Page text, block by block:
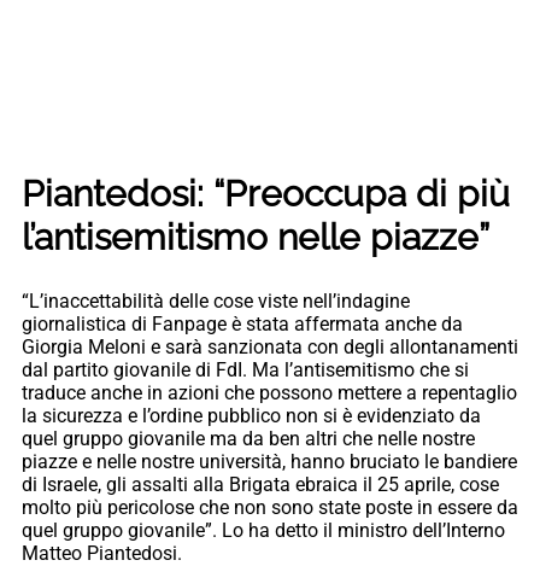
Piantedosi: “Preoccupa di più
l’antisemitismo nelle piazze”
“L’inaccettabilità delle cose viste nell’indagine
giornalistica di Fanpage è stata affermata anche da
Giorgia Meloni e sarà sanzionata con degli allontanamenti
dal partito giovanile di FdI. Ma l’antisemitismo che si
traduce anche in azioni che possono mettere a repentaglio
la sicurezza e l’ordine pubblico non si è evidenziato da
quel gruppo giovanile ma da ben altri che nelle nostre
piazze e nelle nostre università, hanno bruciato le bandiere
di Israele, gli assalti alla Brigata ebraica il 25 aprile, cose
molto più pericolose che non sono state poste in essere da
quel gruppo giovanile”. Lo ha detto il ministro dell’Interno
Matteo Piantedosi.